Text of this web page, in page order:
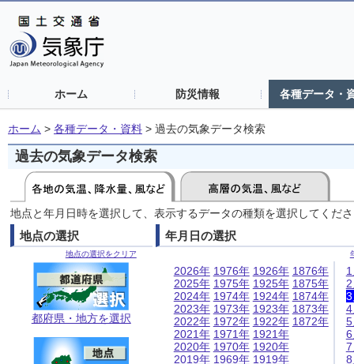
ホーム 防災情報 各種データ・
ホーム > 各種データ・資料 > 過去の気象データ検索
過去の気象データ検索
地点と年月日時を選択して、表示するデータの種類を選択してくだ
地点の選択
地点の選択をクリア
都府県・地方を選択
年月日の選択
2026年
2025年
2024年
2023年
2022年
2021年
2020年
2019年
1976年
1975年
1974年
1973年
1972年
1971年
1970年
1969年
1926年
1925年
1924年
1923年
1922年
1921年
1920年
1919年
1876年
1875年
1874年
1873年
1872年